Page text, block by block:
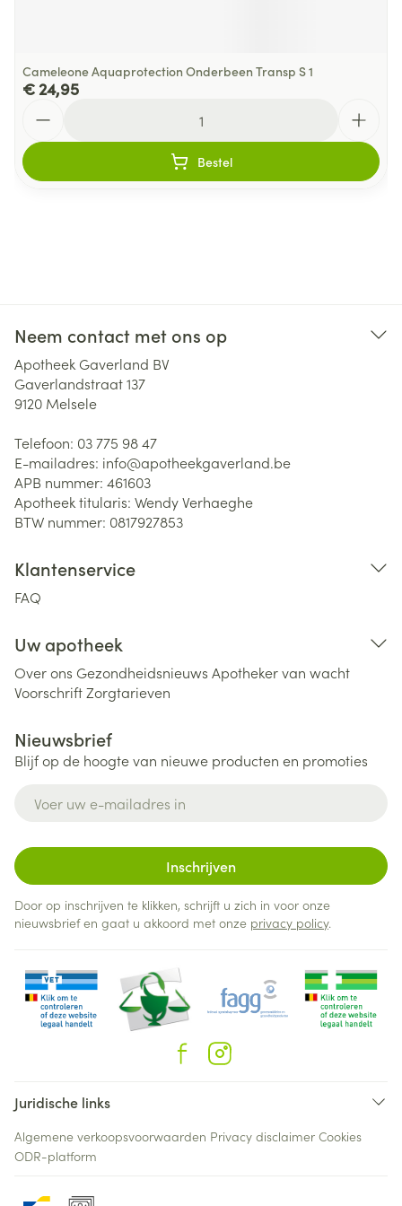
Cameleone Aquaprotection Onderbeen Transp S 1
€ 24,95
Bestel
Neem contact met ons op
Apotheek Gaverland BV
Gaverlandstraat 137
9120 Melsele
Telefoon: 03 775 98 47
E-mailadres: info@apotheekgaverland.be
APB nummer: 461603
Apotheek titularis: Wendy Verhaeghe
BTW nummer: 0817927853
Klantenservice
FAQ
Uw apotheek
Over ons Gezondheidsnieuws Apotheker van wacht
VoorschriftZorgtarieven
Nieuwsbrief
Blijf op de hoogte van nieuwe producten en promoties
Inschrijven
Door op inschrijven te klikken, schrijft u zich in voor onze
nieuwsbrief en gaat u akkoord met onze privacy policy.
Juridische links
Algemene verkoopsvoorwaarden Privacy disclaimer Cookies
ODR-platform